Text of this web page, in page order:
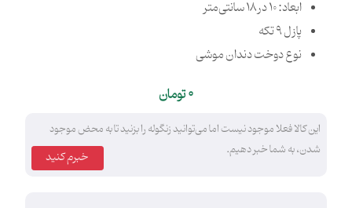
ابعاد: 10 در 18 سانتی‌متر
پازل 9 تکه
نوع دوخت دندان موشی
0تومان
این کالا فعلا موجود نیست اما می‌توانید زنگوله را بزنید تا به محض موجود
شدن، به شما خبر دهیم.